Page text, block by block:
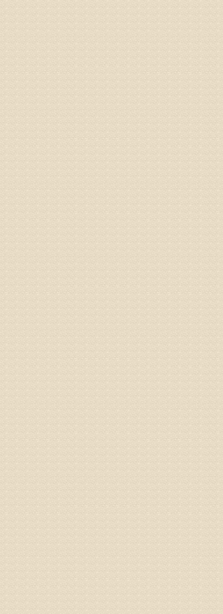
电话：
病情描
专家回
姓名
病情描
都不理
专家回
况，不
姓名：
病情描
专家回
正骨、
姓名
2015年
专家回
姓名：
专家回
姓名：
病情描
专家回
1、通过
2、通过
3、通过
姓名：
病情描
专家回
你好，
该病的
较严重
治疗方